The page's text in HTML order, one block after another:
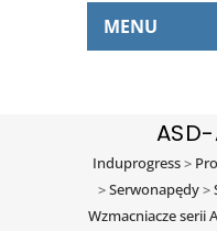
MENU
Induprogress>
>Serwonapędy>
Wzmacniacze serii